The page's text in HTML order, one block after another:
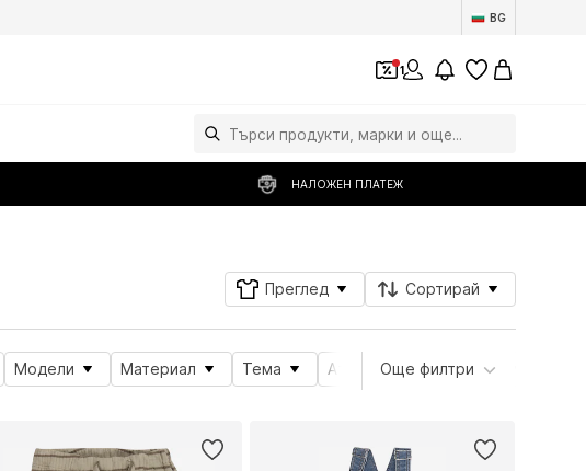
BG
1
НАЛОЖЕН ПЛАТЕЖ
Преглед Сортирай
Модели Материал Тема Атрибути на продукта
Още филтри